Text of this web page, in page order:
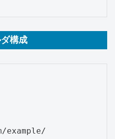
構成